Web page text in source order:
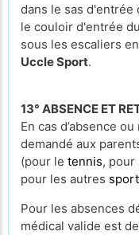
dans le sas d'entrée
le couloir d'entrée du
sous les escaliers
Uccle Sport.
13° ABSENCE ET
En cas d’absence
demandé aux
(pour le tennis, pour
pour les autres
Pour les absences
médical valide est